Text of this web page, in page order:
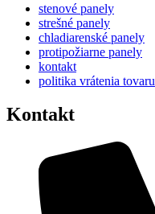
stenové panely
strešné panely
chladiarenské panely
protipožiarne panely
kontakt
politika vrátenia tovaru
Kontakt